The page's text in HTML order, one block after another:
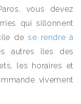
vous devez
qui sillonnent
dese rendre à
autres îles des
les horaires et
vivement